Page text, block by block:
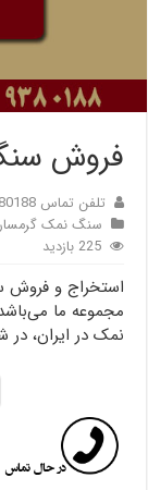
فروش
تلفن تماس 09129380188
سنگ نمک
225 بازدید
استخراج و فروش
مجموعه ما
نمک در ایران،